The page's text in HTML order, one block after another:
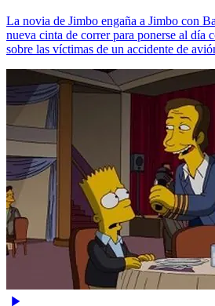
La novia de Jimbo engaña a Jimbo con
nueva cinta de correr para ponerse al día
sobre las víctimas de un accidente de